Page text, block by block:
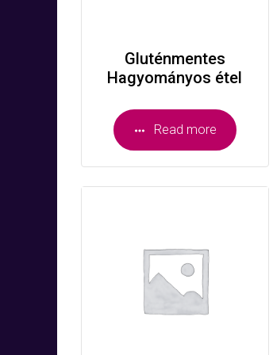
Gluténmentes
Hagyományos étel
Read more